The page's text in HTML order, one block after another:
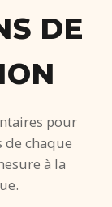
DE
pour
de chaque
à la